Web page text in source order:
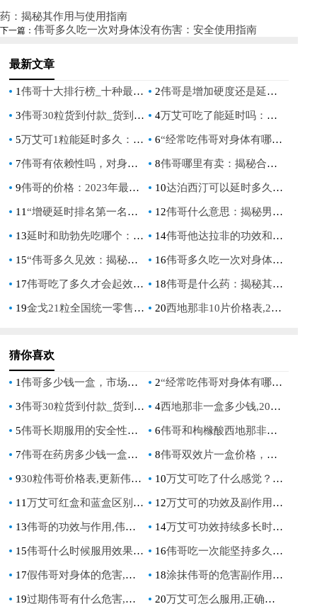
价格指南
药：揭秘其作用与使用指南
下一篇： 伟哥多久吃一次对身体没有伤害：安全使用指南
最新文章
1伟哥十大排行榜_十种最受欢迎的伟哥产品 2伟哥是增加硬度还是延长时间_伟哥究竟是增加勃起硬度还是延长时间
3伟哥30粒货到付款_货到付款伟哥30粒，快速恢复男人健康 4万艾可吃了能延时吗：揭秘其对性功能的影响
5万艾可1粒能延时多久：揭秘其效果与正确使用方法 6“经常吃伟哥对身体有哪些危害？深入了解其潜在影响”
7伟哥有依赖性吗，对身体有害吗？深入解析伟哥的副作用与依赖性问题 8伟哥哪里有卖：揭秘合法购买渠道与注意事项
9伟哥的价格：2023年最新市场分析与购买指南 10达泊西汀可以延时多久：深入解析其效果与使用指南
11“增硬延时排名第一名：揭秘男性健康市场的冠军产品” 12伟哥什么意思：揭秘男性健康领域的热门话题
13延时和助勃先吃哪个：男性健康的正确选择指南 14伟哥他达拉非的功效和作用：男性健康新选择
15“伟哥多久见效：揭秘西地那非的起效时间与效果” 16伟哥多久吃一次对身体没有伤害：安全使用指南
17伟哥吃了多久才会起效：揭秘西地那非的快速作用时间 18伟哥是什么药：揭秘其作用与使用指南
19金戈21粒全国统一零售价,了解金戈21粒全国统一零售价,金戈21粒全国统一零售价是多少 20西地那非10片价格表,2023年最新价格对比与购买指南
猜你喜欢
1伟哥多少钱一盒，市场价格及购买渠道全解析 2“经常吃伟哥对身体有哪些危害？深入了解其潜在影响”
3伟哥30粒货到付款_货到付款伟哥30粒，快速恢复男人健康 4西地那非一盒多少钱,2023年最新价格对比与购买指南
5伟哥长期服用的安全性与健康影响分析 6伟哥和枸橼酸西地那非的区别,你真的了解吗,品牌与成分的深度解析
7伟哥在药房多少钱一盒，价格差异大的原因是什么 8伟哥双效片一盒价格，如何选择性价比最高的产品
930粒伟哥价格表,更新伟哥品牌与价格 10万艾可吃了什么感觉？真实用户分享服用体验与效果
11万艾可红盒和蓝盒区别详解选择适合你的版本 12万艾可的功效及副作用详解,正确认识其效果与注意事项
13伟哥的功效与作用,伟哥：如何增强男性性能力？ 14万艾可功效持续多长时间，药效时间与影响因素详解
15伟哥什么时候服用效果最佳,服用时间与注意事项详解 16伟哥吃一次能坚持多久，效果时间全解析
17假伟哥对身体的危害,如何识别与避免购买到假冒产品 18涂抹伟哥的危害副作用有哪些,这些风险你必须警惕
19过期伟哥有什么危害,服用后对身体有哪些严重副作用 20万艾可怎么服用,正确使用方法及注意事项详解